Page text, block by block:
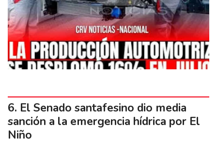
El Senado santafesino dio media
sanción a la emergencia hídrica por El
Niño